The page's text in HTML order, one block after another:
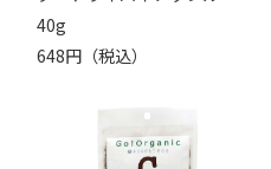
40g
648円（税込）